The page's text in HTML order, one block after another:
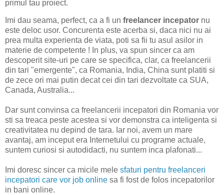
primul tau proiect.
Imi dau seama, perfect, ca a fi un freelancer incepator nu
este deloc usor. Concurenta este acerba si, daca nici nu ai
prea multa experienta de viata, poti sa fii tu asul asilor in
materie de competente ! In plus, va spun sincer ca am
descoperit site-uri pe care se specifica, clar, ca freelancerii
din tari "emergente", ca Romania, India, China sunt platiti si
de zece ori mai putin decat cei din tari dezvoltate ca SUA,
Canada, Australia...
Dar sunt convinsa ca freelancerii incepatori din Romania vor
sti sa treaca peste acestea si vor demonstra ca inteligenta si
creativitatea nu depind de tara. Iar noi, avem un mare
avantaj, am inceput era Internetului cu programe actuale,
suntem curiosi si autodidacti, nu suntem inca plafonati...
Imi doresc sincer ca micile mele sfaturi pentru freelanceri
incepatori care vor job online sa fi fost de folos incepatorilor
in bani online.